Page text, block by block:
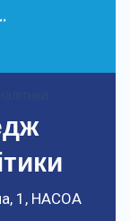
1, НАСОА